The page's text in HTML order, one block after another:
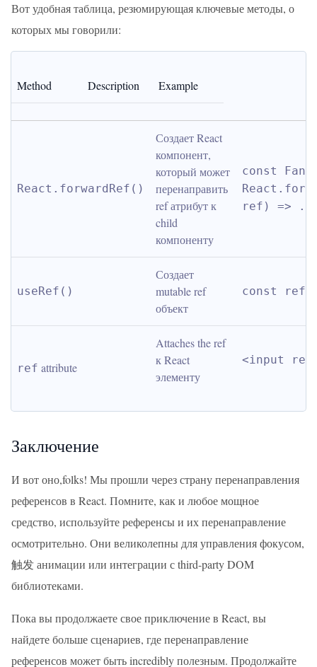
Вот удобная таблица, резюмирующая ключевые методы, о
которых мы говорили:
Method Description Example
React.forwardRef()
Создает React
компонент,
который может
перенаправить
ref атрибут к
child
компоненту
const
ref) =>
useRef()
Создает
mutable ref
объект
const ref
ref attribute
Attaches the ref
к React
элементу
<input
Заключение
И вот оно,folks! Мы прошли через страну перенаправления
референсов в React. Помните, как и любое мощное
средство, используйте референсы и их перенаправление
осмотрительно. Они великолепны для управления фокусом,
触发 анимации или интеграции с third-party DOM
библиотеками.
Пока вы продолжаете свое приключение в React, вы
найдете больше сценариев, где перенаправление
референсов может быть incredibly полезным. Продолжайте